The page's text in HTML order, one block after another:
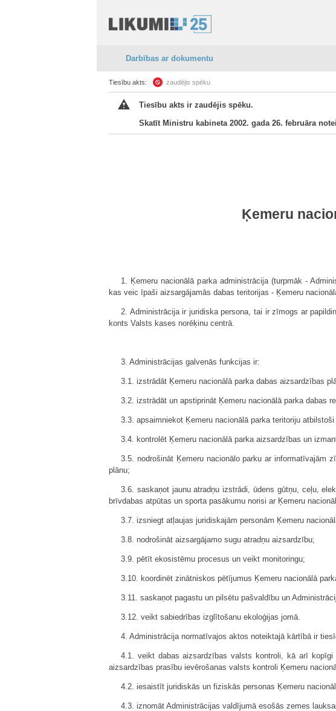
Darbības ar dokumentu
Tiesību akts: zaudējis spēku
Tiesību akts ir zaudējis spēku.
Skatīt Ministru kabineta 2002. gada 26. februāra
Ķemeru
1. Ķemeru nacionālā parka administrācija (turpmāk -
kas veic īpaši aizsargājamās dabas teritorijas - Ķemeru
2. Administrācija ir juridiska persona, tai ir zīmogs ar
konts Valsts kases norēķinu centrā.
3. Administrācijas galvenās funkcijas ir:
3.1. izstrādāt Ķemeru nacionālā parka dabas aizsardzības
3.2. izstrādāt un apstiprināt Ķemeru nacionālā parka dabas
3.3. apsaimniekot Ķemeru nacionālā parka teritoriju
3.4. kontrolēt Ķemeru nacionālā parka aizsardzības un
3.5. nodrošināt Ķemeru nacionālo parku ar informatīvajām
plānu;
3.6. saskaņot jaunu atradņu izstrādi, ūdens gūtņu, ceļu,
brīvdabas atpūtas un sporta pasākumu norisi ar Ķemeru
3.7. izsniegt atļaujas juridiskajām personām Ķemeru
3.8. nodrošināt aizsargājamo sugu atradņu aizsardzību;
3.9. pētīt ekosistēmu procesus un veikt monitoringu;
3.10. koordinēt zinātniskos pētījumus Ķemeru nacionālā
3.11. saskaņot pagastu un pilsētu pašvaldību un
3.12. veikt sabiedrības izglītošanu ekoloģijas jomā.
4. Administrācija normatīvajos aktos noteiktajā kārtībā ir
4.1. veikt dabas aizsardzības valsts kontroli, kā arī kopīgi
aizsardzības prasību ievērošanas valsts kontroli Ķemeru
4.2. iesaistīt juridiskās un fiziskās personas Ķemeru
4.3. iznomāt Administrācijas valdījumā esošās zemes